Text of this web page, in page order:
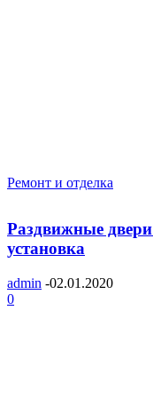
Ремонт и отделка
Раздвижные
установка
admin -02.01.2020
0